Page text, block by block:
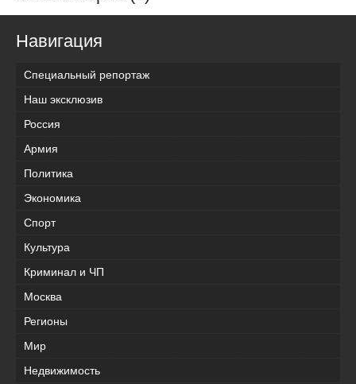
Навигация
Специальный репортаж
Наш эксклюзив
Россия
Армия
Политика
Экономика
Спорт
Культура
Криминал и ЧП
Москва
Регионы
Мир
Недвижимость